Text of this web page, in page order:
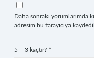
Daha sonraki yorumlarımda
adresim bu tarayıcıya
5 + 3 kaçtır? *